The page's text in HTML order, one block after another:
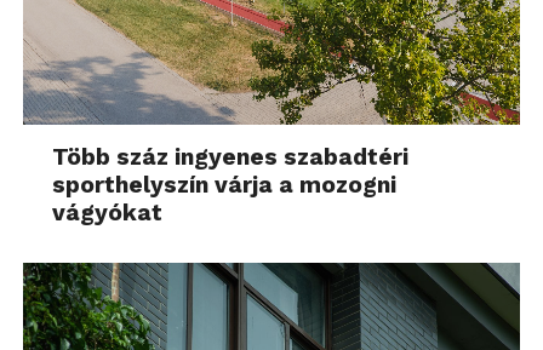
Több száz ingyenes szabadtéri
sporthelyszín várja a mozogni
vágyókat